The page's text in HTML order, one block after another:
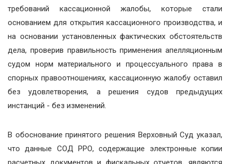
требований кассационной жалобы, которые стали
основанием для открытия кассационного производства, и
на основании установленных фактических обстоятельств
дела, проверив правильность применения апелляционным
судом норм материального и процессуального права в
спорных правоотношениях, кассационную жалобу оставил
без удовлетворения, а решения судов предыдущих
инстанций - без изменений.
В обоснование принятого решения Верховный Суд указал,
что данные СОД РРО, содержащие электронные копии